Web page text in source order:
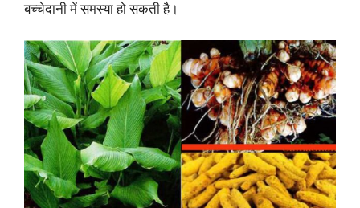
बच्चेदानी में समस्या हो सकती है।